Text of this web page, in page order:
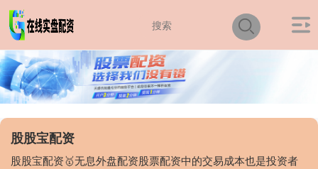
股股宝配资
股股宝配资🥇无息外盘配资股票配资中的交易成本也是投资者